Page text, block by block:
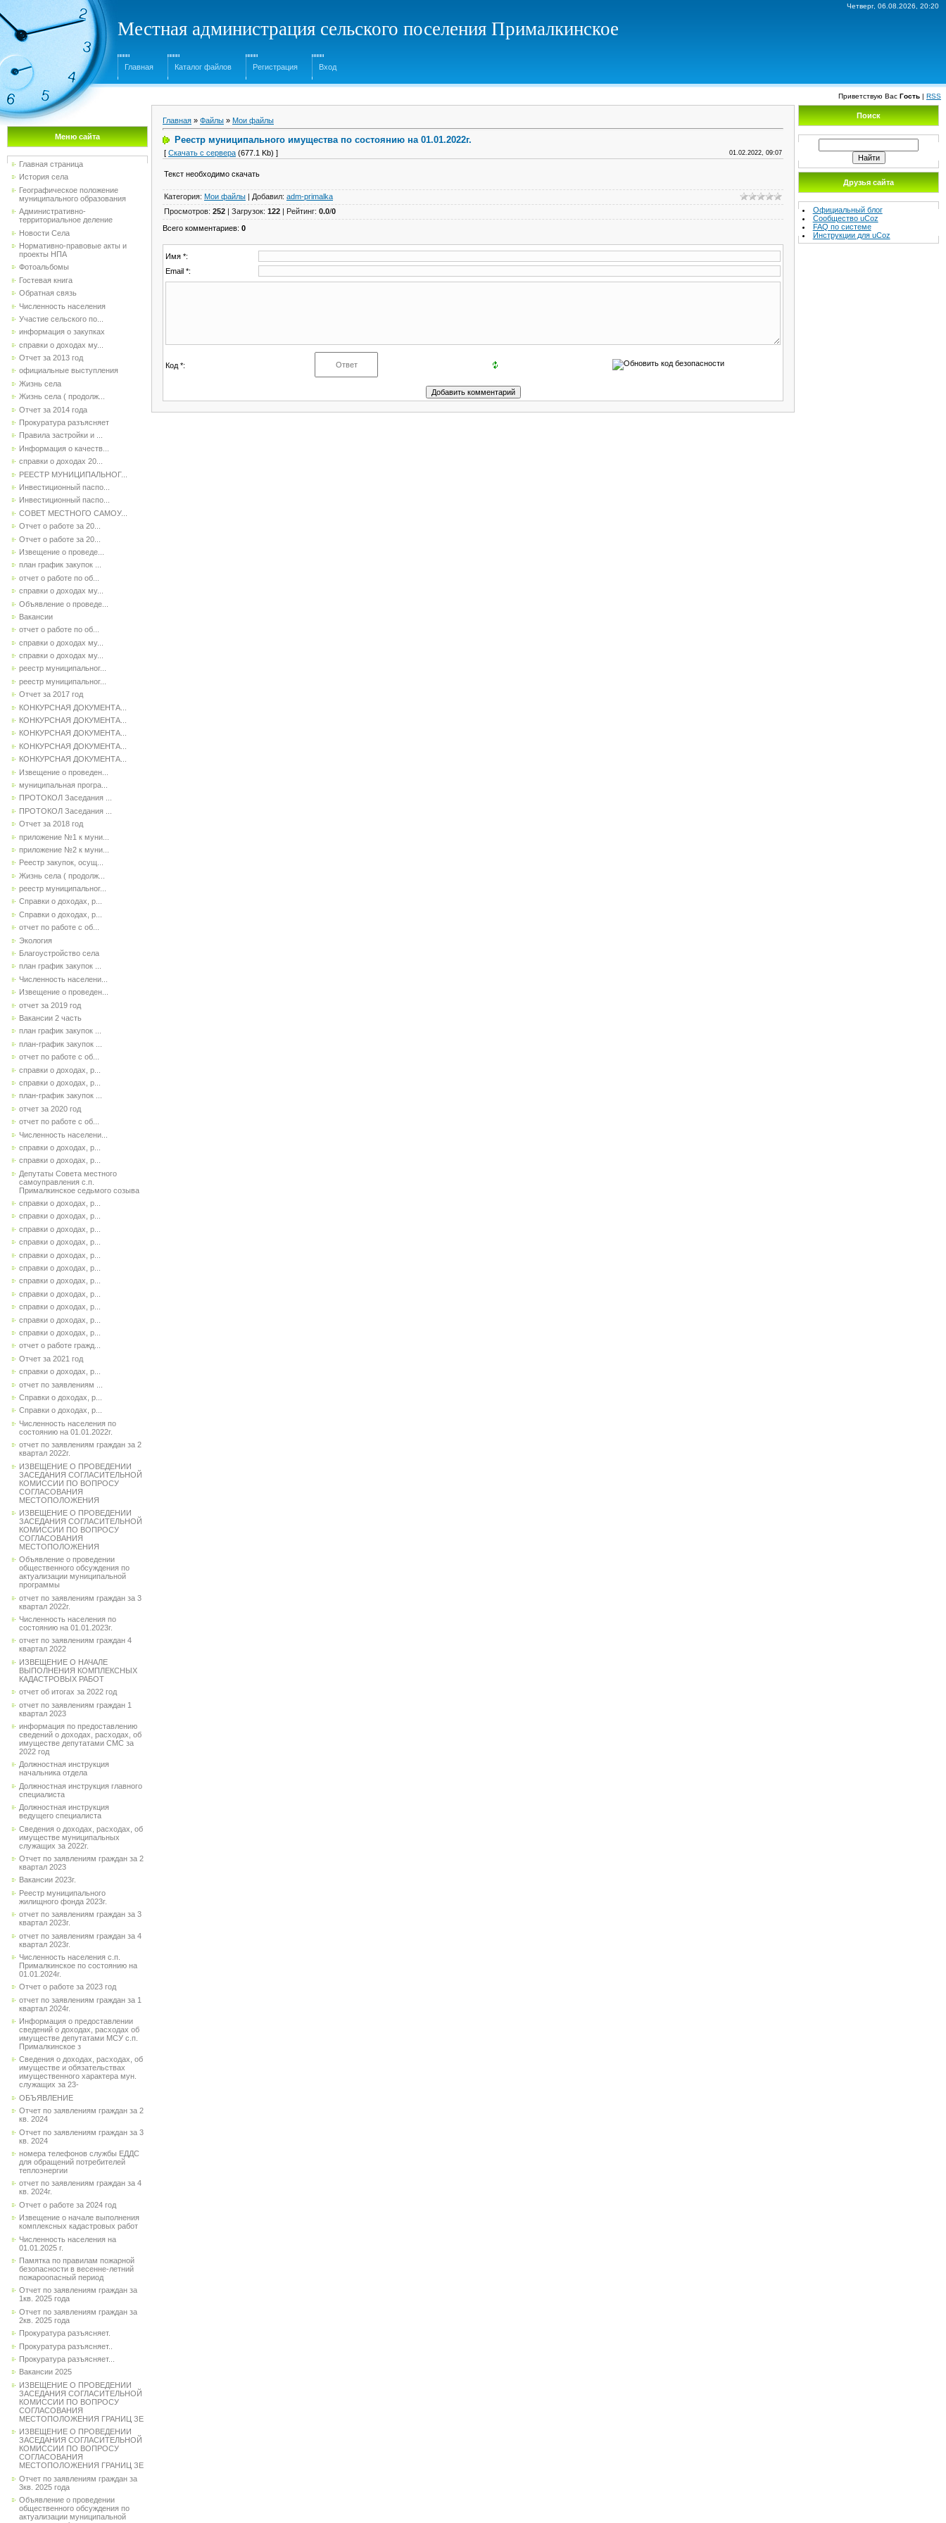
Четверг, 06.08.2026, 20:20
Местная администрация сельского поселения Прималкинское
Главная Каталог файлов Регистрация Вход
Приветствую Вас Гость | RSS
Меню сайта
Главная страница
История села
Географическое положение
муниципального образования
Административно-
территориальное деление
Новости Села
Нормативно-правовые акты и
проекты НПА
Фотоальбомы
Гостевая книга
Обратная связь
Численность населения
Участие сельского по...
информация о закупках
справки о доходах му...
Отчет за 2013 год
официальные выступления
Жизнь села
Жизнь села ( продолж...
Отчет за 2014 года
Прокуратура разъясняет
Правила застройки и ...
Информация о качеств...
справки о доходах 20...
РЕЕСТР МУНИЦИПАЛЬНОГ...
Инвестиционный паспо...
Инвестиционный паспо...
СОВЕТ МЕСТНОГО САМОУ...
Отчет о работе за 20...
Отчет о работе за 20...
Извещение о проведе...
план график закупок ...
отчет о работе по об...
справки о доходах му...
Объявление о проведе...
Вакансии
отчет о работе по об...
справки о доходах му...
справки о доходах му...
реестр муниципальног...
реестр муниципальног...
Отчет за 2017 год
КОНКУРСНАЯ ДОКУМЕНТА...
КОНКУРСНАЯ ДОКУМЕНТА...
КОНКУРСНАЯ ДОКУМЕНТА...
КОНКУРСНАЯ ДОКУМЕНТА...
КОНКУРСНАЯ ДОКУМЕНТА...
Извещение о проведен...
муниципальная програ...
ПРОТОКОЛ Заседания ...
ПРОТОКОЛ Заседания ...
Отчет за 2018 год
приложение №1 к муни...
приложение №2 к муни...
Реестр закупок, осущ...
Жизнь села ( продолж...
реестр муниципальног...
Справки о доходах, р...
Справки о доходах, р...
отчет по работе с об...
Экология
Благоустройство села
план график закупок ...
Численность населени...
Извещение о проведен...
отчет за 2019 год
Вакансии 2 часть
план график закупок ...
план-график закупок ...
отчет по работе с об...
справки о доходах, р...
справки о доходах, р...
план-график закупок ...
отчет за 2020 год
отчет по работе с об...
Численность населени...
справки о доходах, р...
справки о доходах, р...
Депутаты Совета местного
самоуправления с.п.
Прималкинское седьмого созыва
справки о доходах, р...
справки о доходах, р...
справки о доходах, р...
справки о доходах, р...
справки о доходах, р...
справки о доходах, р...
справки о доходах, р...
справки о доходах, р...
справки о доходах, р...
справки о доходах, р...
справки о доходах, р...
отчет о работе гражд...
Отчет за 2021 год
справки о доходах, р...
отчет по заявлениям ...
Справки о доходах, р...
Справки о доходах, р...
Численность населения по
состоянию на 01.01.2022г.
отчет по заявлениям граждан за 2
квартал 2022г.
ИЗВЕЩЕНИЕ О ПРОВЕДЕНИИ
ЗАСЕДАНИЯ СОГЛАСИТЕЛЬНОЙ
КОМИССИИ ПО ВОПРОСУ
СОГЛАСОВАНИЯ
МЕСТОПОЛОЖЕНИЯ
ИЗВЕЩЕНИЕ О ПРОВЕДЕНИИ
ЗАСЕДАНИЯ СОГЛАСИТЕЛЬНОЙ
КОМИССИИ ПО ВОПРОСУ
СОГЛАСОВАНИЯ
МЕСТОПОЛОЖЕНИЯ
Объявление о проведении
общественного обсуждения по
актуализации муниципальной
программы
отчет по заявлениям граждан за 3
квартал 2022г.
Численность населения по
состоянию на 01.01.2023г.
отчет по заявлениям граждан 4
квартал 2022
ИЗВЕЩЕНИЕ О НАЧАЛЕ
ВЫПОЛНЕНИЯ КОМПЛЕКСНЫХ
КАДАСТРОВЫХ РАБОТ
отчет об итогах за 2022 год
отчет по заявлениям граждан 1
квартал 2023
информация по предоставлению
сведений о доходах, расходах, об
имуществе депутатами СМС за
2022 год
Должностная инструкция
начальника отдела
Должностная инструкция главного
специалиста
Должностная инструкция
ведущего специалиста
Сведения о доходах, расходах, об
имуществе муниципальных
служащих за 2022г.
Отчет по заявлениям граждан за 2
квартал 2023
Вакансии 2023г.
Реестр муниципального
жилищного фонда 2023г.
отчет по заявлениям граждан за 3
квартал 2023г.
отчет по заявлениям граждан за 4
квартал 2023г.
Численность населения с.п.
Прималкинское по состоянию на
01.01.2024г.
Отчет о работе за 2023 год
отчет по заявлениям граждан за 1
квартал 2024г.
Информация о предоставлении
сведений о доходах, расходах об
имуществе депутатами МСУ с.п.
Прималкинское з
Сведения о доходах, расходах, об
имуществе и обязательствах
имущественного характера мун.
служащих за 23-
ОБЪЯВЛЕНИЕ
Отчет по заявлениям граждан за 2
кв. 2024
Отчет по заявлениям граждан за 3
кв. 2024
номера телефонов службы ЕДДС
для обращений потребителей
теплоэнергии
отчет по заявлениям граждан за 4
кв. 2024г.
Отчет о работе за 2024 год
Извещение о начале выполнения
комплексных кадастровых работ
Численность населения на
01.01.2025 г.
Памятка по правилам пожарной
безопасности в весенне-летний
пожароопасный период
Отчет по заявлениям граждан за
1кв. 2025 года
Отчет по заявлениям граждан за
2кв. 2025 года
Прокуратура разъясняет.
Прокуратура разъясняет..
Прокуратура разъясняет...
Вакансии 2025
ИЗВЕЩЕНИЕ О ПРОВЕДЕНИИ
ЗАСЕДАНИЯ СОГЛАСИТЕЛЬНОЙ
КОМИССИИ ПО ВОПРОСУ
СОГЛАСОВАНИЯ
МЕСТОПОЛОЖЕНИЯ ГРАНИЦ ЗЕ
ИЗВЕЩЕНИЕ О ПРОВЕДЕНИИ
ЗАСЕДАНИЯ СОГЛАСИТЕЛЬНОЙ
КОМИССИИ ПО ВОПРОСУ
СОГЛАСОВАНИЯ
МЕСТОПОЛОЖЕНИЯ ГРАНИЦ ЗЕ
Отчет по заявлениям граждан за
3кв. 2025 года
Объявление о проведении
общественного обсуждения по
актуализации муниципальной
Главная » Файлы » Мои файлы
Реестр муниципального имущества по состоянию на 01.01.2022г.
[ Скачать с сервера (677.1 Kb) ] 01.02.2022, 09:07
Текст необходимо скачать
Категория: Мои файлы | Добавил: adm-primalka
Просмотров: 252 | Загрузок: 122 | Рейтинг: 0.0/0
Всего комментариев: 0
Имя *:
Email *:
Код *:
Поиск
Друзья сайта
Официальный блог
Сообщество uCoz
FAQ по системе
Инструкции для uCoz